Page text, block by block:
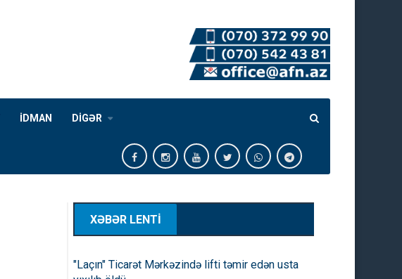
İDMAN DİGƏR
XƏBƏR LENTİ
"Laçın" Ticarət Mərkəzində lifti təmir edən usta